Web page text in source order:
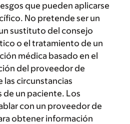
que pueden aplicarse
No pretende ser un
sustituto del consejo
o el tratamiento de un
médica basado en el
del proveedor de
las circunstancias
de un paciente. Los
con un proveedor de
obtener información